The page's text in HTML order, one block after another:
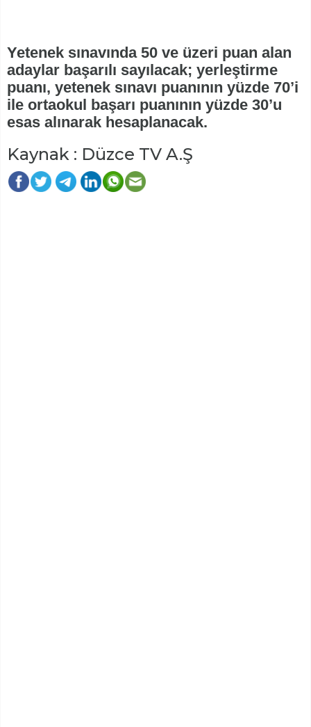
Yetenek sınavında 50 ve üzeri puan alan
adaylar başarılı sayılacak; yerleştirme
puanı, yetenek sınavı puanının yüzde 70’i
ile ortaokul başarı puanının yüzde 30’u
esas alınarak hesaplanacak.
Kaynak : Düzce TV A.Ş